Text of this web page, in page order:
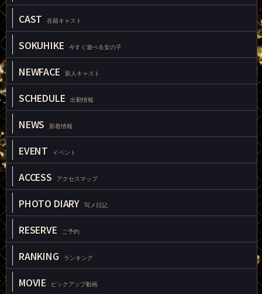
CAST 在籍キャスト
SOKUHIKE 今すぐ遊べる女の子
NEWFACE 新人キャスト
SCHEDULE 出勤情報
NEWS 新着情報
EVENT イベント
ACCESS アクセスマップ
PHOTO DIARY 写メ日記
RESERVE ご予約
RANKING ランキング
MOVIE ピックアップ動画